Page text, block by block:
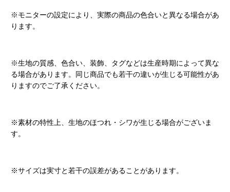
※モニターの設定により、実際の商品の色合いと異なる場合があ
ります。
※生地の質感、色合い、装飾、タグなどは生産時期によって異な
る場合があります。同じ商品でも若干の違いが生じる可能性があ
りますのでご了承ください。
※素材の特性上、生地のほつれ・シワが生じる場合がございま
す。
※サイズは実寸と若干の誤差があることがあります。